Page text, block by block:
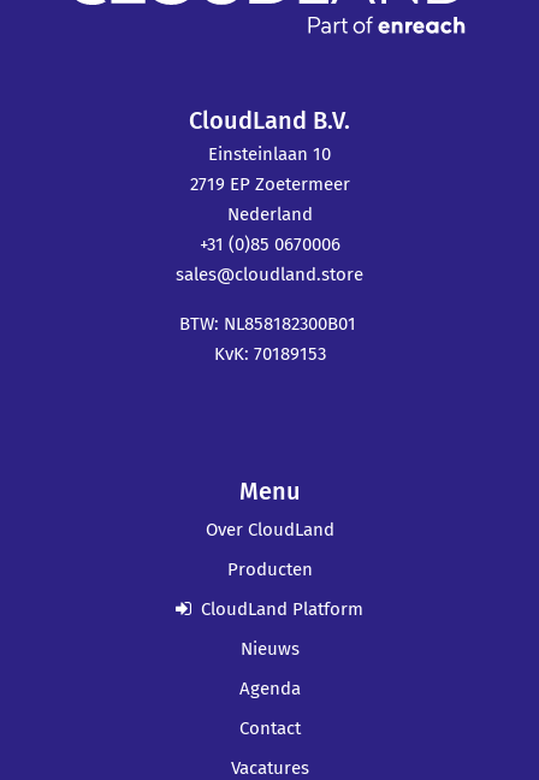
CloudLand B.V.
Einsteinlaan 10
2719 EP Zoetermeer
Nederland
+31 (0)85 0670006
sales@cloudland.store
BTW: NL858182300B01
KvK: 70189153
Menu
Over CloudLand
Producten
CloudLand Platform
Nieuws
Agenda
Contact
Vacatures